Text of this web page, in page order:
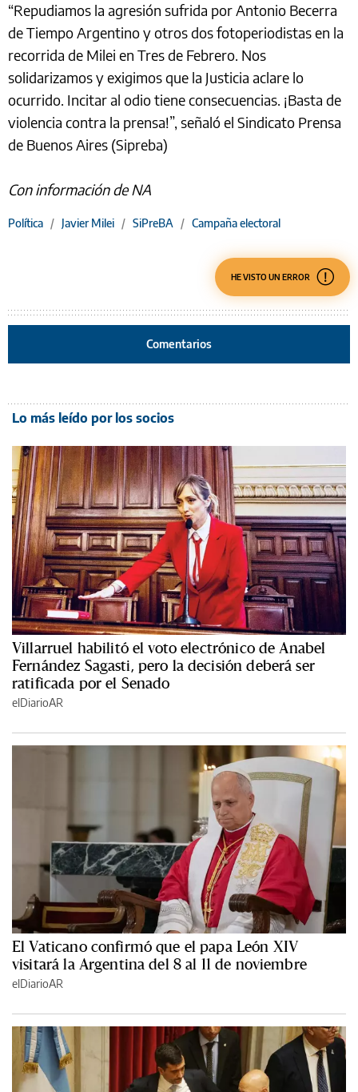
“Repudiamos la agresión sufrida por Antonio Becerra
de Tiempo Argentino y otros dos fotoperiodistas en la
recorrida de Milei en Tres de Febrero. Nos
solidarizamos y exigimos que la Justicia aclare lo
ocurrido. Incitar al odio tiene consecuencias. ¡Basta de
violencia contra la prensa!”, señaló el Sindicato Prensa
de Buenos Aires (Sipreba)
Con información de NA
Política / Javier Milei / SiPreBA / Campaña electoral
HE VISTO UN ERROR
Comentarios
Lo más leído por los socios
Villarruel habilitó el voto electrónico de Anabel
Fernández Sagasti, pero la decisión deberá ser
ratificada por el Senado
elDiarioAR
El Vaticano confirmó que el papa León XIV
visitará la Argentina del 8 al 11 de noviembre
elDiarioAR